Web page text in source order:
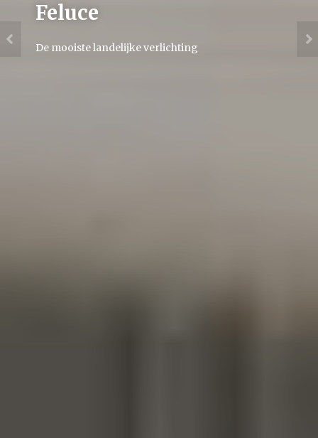
Feluce
De mooiste landelijke verlichting